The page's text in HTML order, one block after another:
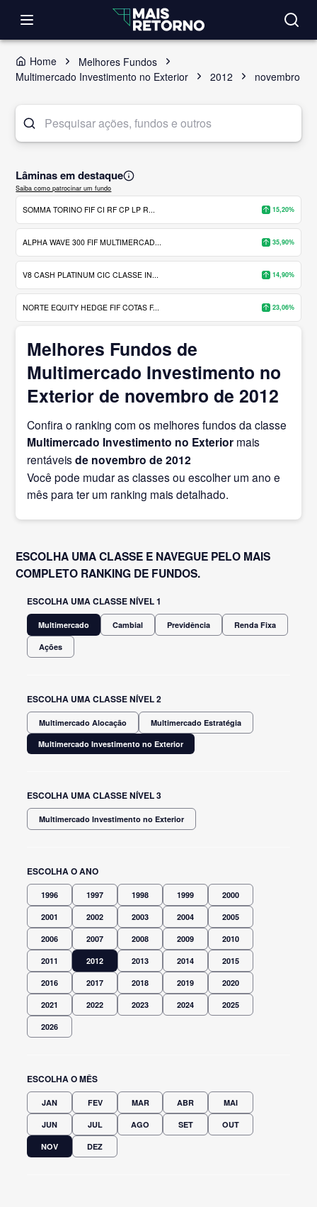
Home
Melhores Fundos
Multimercado Investimento no Exterior
2012 novembro
Lâminas em destaque
Saiba como patrocinar um fundo
SOMMA TORINO FIF CI RF CP LP R... 15,20%
ALPHA WAVE 300 FIF MULTIMERCAD... 35,90%
V8 CASH PLATINUM CIC CLASSE IN... 14,90%
NORTE EQUITY HEDGE FIF COTAS F... 23,06%
Melhores Fundos de
Multimercado Investimento no
Exterior de novembro de 2012
Confira o ranking com os melhores fundos da classe
Multimercado Investimento no Exterior mais
rentáveisde novembro de 2012
Você pode mudar as classes ou escolher um ano e
mês para ter um ranking mais detalhado.
ESCOLHA UMA CLASSE E NAVEGUE PELO MAIS
COMPLETO RANKING DE FUNDOS.
ESCOLHA UMA CLASSE NÍVEL 1
Multimercado Cambial Previdência Renda Fixa
Ações
ESCOLHA UMA CLASSE NÍVEL 2
Multimercado Alocação
Multimercado Estratégia
Multimercado Investimento no Exterior
ESCOLHA UMA CLASSE NÍVEL 3
Multimercado Investimento no Exterior
ESCOLHA O ANO
1996 1997 1998 1999 2000
2001 2002 2003 2004 2005
2006 2007 2008 2009 2010
2011 2012 2013 2014 2015
2016 2017 2018 2019 2020
2021 2022 2023 2024 2025
2026
ESCOLHA O MÊS
JAN FEV MAR ABR MAI
JUN JUL AGO SET OUT
NOV DEZ